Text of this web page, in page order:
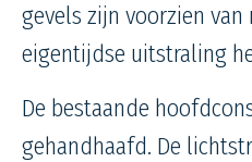
gevels zijn voorzien
eigentijdse uitstraling
De bestaande
gehandhaafd. De